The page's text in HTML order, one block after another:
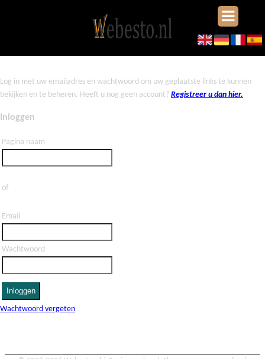
Log in met uw emailadres en wachtwoord om uw geplaatste links te kunnen
bekijken en te beheren. Heeft u nog geen account? Registreer u dan hier.
Inloggen
Pagina naam
of
Email
Wachtwoord
Wachtwoord vergeten